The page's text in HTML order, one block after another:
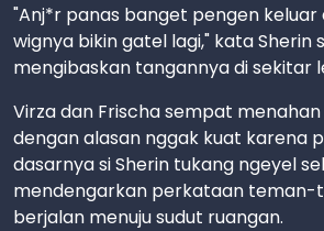
"Anj*r panas banget pengen keluar
wignya bikin gatel lagi," kata Sherin
mengibaskan tangannya di sekitar
Virza dan Frischa sempat
dengan alasan nggak kuat karena
dasarnya si Sherin tukang ngeyel
mendengarkan perkataan teman-
berjalan menuju sudut ruangan.